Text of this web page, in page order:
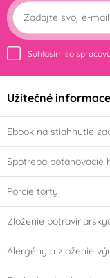
Súhlasím so
Užitečné informace
Ebook na stiahnutie
Spotreba poťahovacie
Porcie torty
Zloženie
Alergény a zloženie